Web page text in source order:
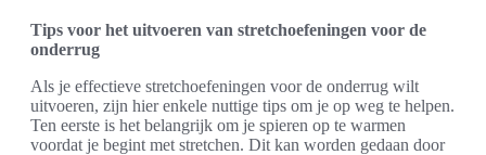
Tips voor het uitvoeren van stretchoefeningen voor de
onderrug
Als je effectieve stretchoefeningen voor de onderrug wilt
uitvoeren, zijn hier enkele nuttige tips om je op weg te helpen.
Ten eerste is het belangrijk om je spieren op te warmen
voordat je begint met stretchen. Dit kan worden gedaan door